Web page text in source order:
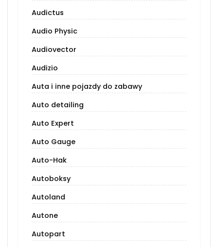
Audictus
Audio Physic
Audiovector
Audizio
Auta i inne pojazdy do zabawy
Auto detailing
Auto Expert
Auto Gauge
Auto-Hak
Autoboksy
Autoland
Autone
Autopart